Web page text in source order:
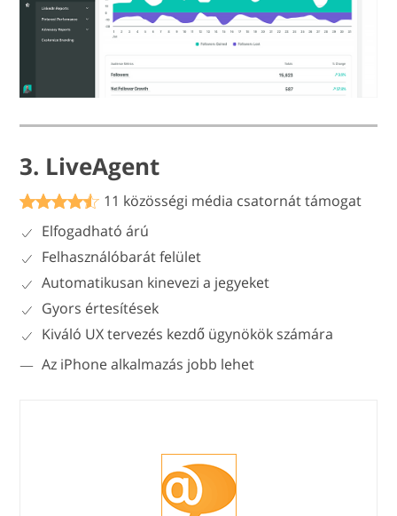
3. LiveAgent
11 közösségi média csatornát támogat
Elfogadható árú
Felhasználóbarát felület
Automatikusan kinevezi a jegyeket
Gyors értesítések
Kiváló UX tervezés kezdő ügynökök számára
Az iPhone alkalmazás jobb lehet